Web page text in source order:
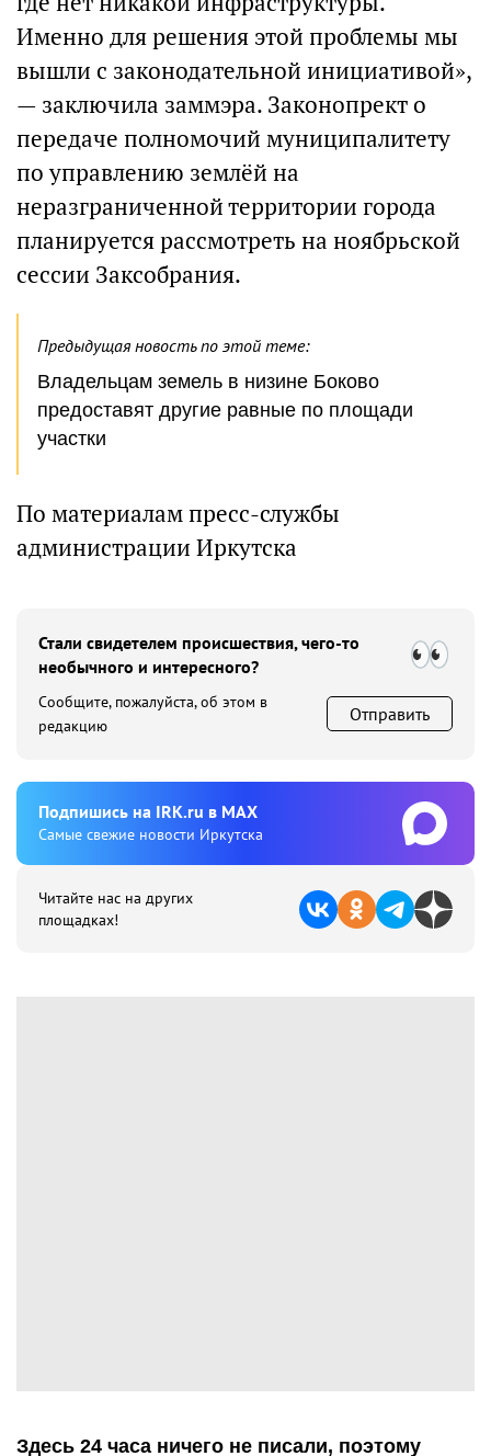
Именно для решения этой проблемы мы
вышли с законодательной инициативой»,
— заключила заммэра. Законопрект о
передаче полномочий муниципалитету
по управлению землёй на
неразграниченной территории города
планируется рассмотреть на ноябрьской
сессии Заксобрания.
Предыдущая новость по этой теме:
Владельцам земель в низине Боково
предоставят другие равные по площади
участки
По материалам пресс-службы
администрации Иркутска
Стали свидетелем происшествия, чего-то
необычного и интересного?
Сообщите, пожалуйста, об этом в
редакцию
Отправить
Подпишиcь на IRK.ru в MAX
Cамые свежие новости Иркутска
Читайте нас на других
площадках!
Здесь 24 часа ничего не писали, поэтому